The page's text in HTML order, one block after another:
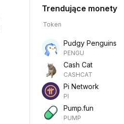
Trendujące monety
Token
Pudgy Penguins
PENGU
Cash Cat
CASHCAT
Pi Network
PI
Pump.fun
PUMP